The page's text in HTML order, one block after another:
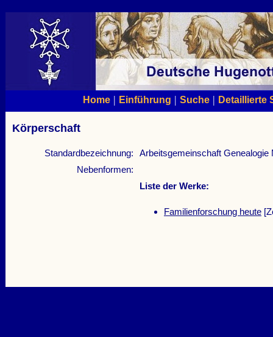
Home| Einführung | Suche| Detaillierte
Körperschaft
Standardbezeichnung:
Arbeitsgemeinschaft Genealogie
Nebenformen:
Liste der Werke:
Familienforschung heute